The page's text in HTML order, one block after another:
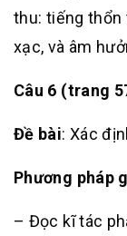
thu: tiếng thổn
xạc, và âm
Câu 6 (trang
Đề bài: Xác
Phương pháp
– Đọc kĩ tác